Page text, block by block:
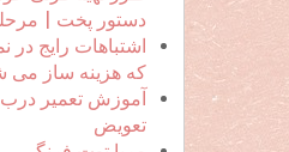
ا
ی
:
دستور پخت |
اشتباهات رایج در
که هزینه ساز می
آموزش تعمیر درب
تعویض